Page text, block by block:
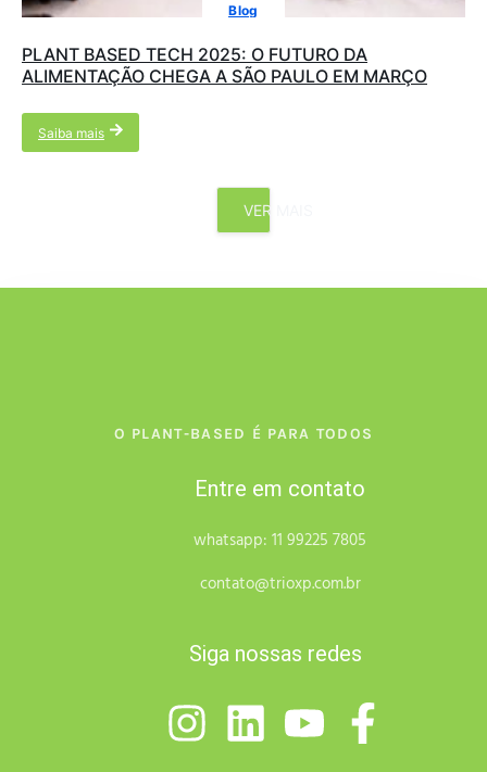
Blog
PLANT BASED TECH 2025: O FUTURO DA
ALIMENTAÇÃO CHEGA A SÃO PAULO EM MARÇO
Saiba mais
VER MAIS
O PLANT-BASED É PARA TODOS
Entre em contato
whatsapp: 11 99225 7805
contato@trioxp.com.br
Siga nossas redes